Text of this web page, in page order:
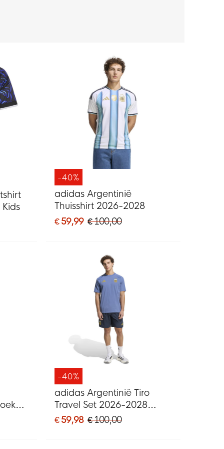
-40%
adidas Argentinië
Thuisshirt 2026-2028
€ 59,99 € 100,00
-40%
adidas Argentinië Tiro
Travel Set 2026-2028
Blauw Donkerblauw Goud
€ 59,98 € 100,00